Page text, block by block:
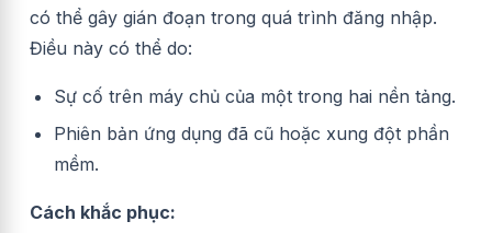
có thể gây gián đoạn trong quá trình đăng nhập.
Điều này có thể do:
Sự cố trên máy chủ của một trong hai nền tảng.
Phiên bản ứng dụng đã cũ hoặc xung đột phần
mềm.
Cách khắc phục: